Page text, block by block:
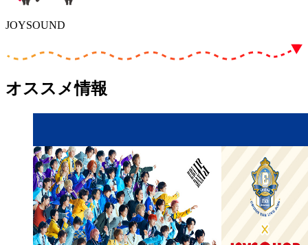
JOYSOUND
オススメ情報